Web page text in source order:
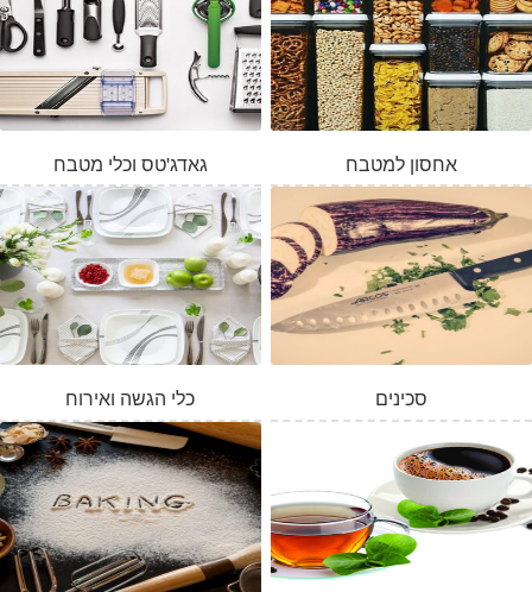
גאדג'טס וכלי מטבח אחסון למטבח
כלי הגשה ואירוח סכינים